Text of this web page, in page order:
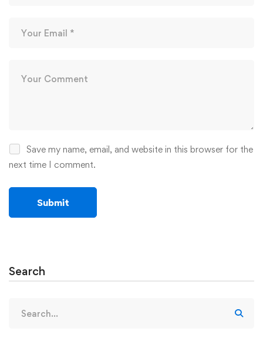
Save my name, email, and website in this browser for the
next time I comment.
Search
for: